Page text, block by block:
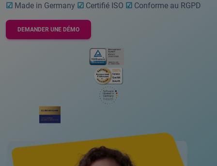
☑ Made in Germany ☑ Certifié ISO ☑ Conforme au RGPD
DEMANDER UNE DÉMO